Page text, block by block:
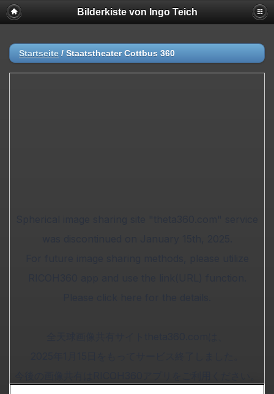
Bilderkiste von Ingo Teich
Startseite / Staatstheater Cottbus 360